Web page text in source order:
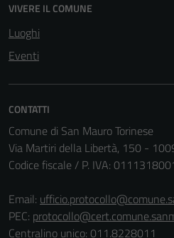
VIVERE IL COMUNE
Luoghi
Eventi
CONTATTI
Comune di San Mauro Torinese
Via Martiri della Libertà, 150 -
Codice fiscale / P. IVA:
Email:
PEC:
Centralino unico: 011.8228011